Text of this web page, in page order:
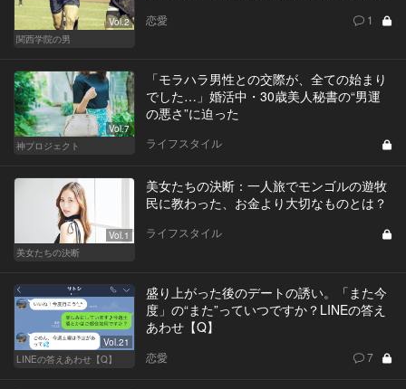
Vol.2
関西学院の男
恋愛 1
Vol.7
神プロジェクト
「モラハラ男性との交際が、全ての始まり
でした…」婚活中・30歳美人秘書の“男運
の悪さ”に迫った
ライフスタイル
Vol.1
美女たちの決断
美女たちの決断：一人旅でモンゴルの遊牧
民に教わった、お金より大切なものとは？
ライフスタイル
Vol.21
LINEの答えあわせ【Q】
盛り上がった後のデートの誘い。「また今
度」の“また”っていつですか？LINEの答え
あわせ【Q】
恋愛 7